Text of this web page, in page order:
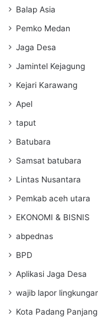
Balap Asia
Pemko Medan
Jaga Desa
Jamintel Kejagung
Kejari Karawang
Apel
taput
Batubara
Samsat batubara
Lintas Nusantara
Pemkab aceh utara
EKONOMI & BISNIS
abpednas
BPD
Aplikasi Jaga Desa
wajib lapor
Kota Padang Panjang